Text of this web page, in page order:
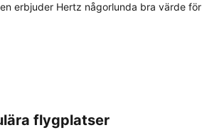
erbjuder Hertz någorlunda bra värde för
flygplatser